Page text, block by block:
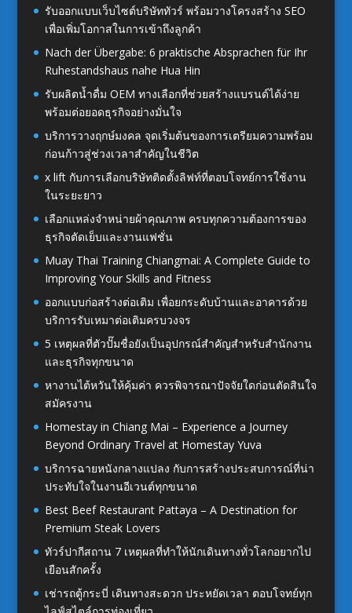
รับออกแบบเว็บไซต์บริษัททัวร์ พร้อมวางโครงสร้าง SEO
เพื่อเพิ่มโอกาสในการเข้าถึงลูกค้า
Nach der Übergabe: 6 praktische Absprachen für Ihr
Ruhestandshaus nahe Hua Hin
รับผลิตน้ำดื่ม OEM ทางเลือกที่ช่วยสร้างแบรนด์ได้ง่าย
พร้อมต่อยอดธุรกิจอย่างมั่นใจ
บริการวางฤกษ์มงคล จุดเริ่มต้นของการเตรียมความพร้อม
ก่อนก้าวสู่ช่วงเวลาสำคัญในชีวิต
x lift กับการเลือกบริษัทติดตั้งลิฟท์ที่ตอบโจทย์การใช้งาน
ในระยะยาว
เลือกแหล่งจำหน่ายผ้าคุณภาพ ครบทุกความต้องการของ
ธุรกิจตัดเย็บและงานแฟชั่น
Muay Thai Training Chiangmai: A Complete Guide to
Improving Your Skills and Fitness
ออกแบบก่อสร้างต่อเติม เพื่อยกระดับบ้านและอาคารด้วย
บริการรับเหมาต่อเติมครบวงจร
5 เหตุผลที่ตัวปั๊มชื่อยังเป็นอุปกรณ์สำคัญสำหรับสำนักงาน
และธุรกิจทุกขนาด
หางานไต้หวันให้คุ้มค่า ควรพิจารณาปัจจัยใดก่อนตัดสินใจ
สมัครงาน
Homestay in Chiang Mai – Experience a Journey
Beyond Ordinary Travel at Homestay Yuva
บริการฉายหนังกลางแปลง กับการสร้างประสบการณ์ที่น่า
ประทับใจในงานอีเวนต์ทุกขนาด
Best Beef Restaurant Pattaya – A Destination for
Premium Steak Lovers
ทัวร์ปากีสถาน 7 เหตุผลที่ทำให้นักเดินทางทั่วโลกอยากไป
เยือนสักครั้ง
เช่ารถตู้กระบี่ เดินทางสะดวก ประหยัดเวลา ตอบโจทย์ทุก